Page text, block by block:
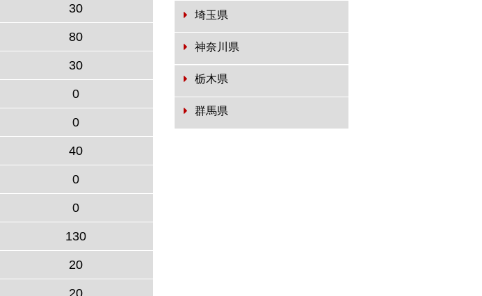
30
80
30
0
0
40
0
0
130
20
20
埼玉県
神奈川県
栃木県
群馬県